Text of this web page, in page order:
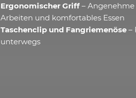
Ergonomischer Griff –
Arbeiten und komfortables Essen
Taschenclip und Fangriemenöse –
unterwegs